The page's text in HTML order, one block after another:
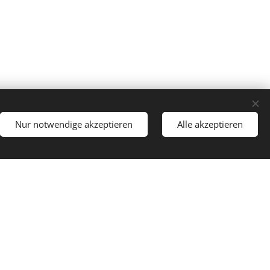
Nur notwendige akzeptieren Alle akzeptieren